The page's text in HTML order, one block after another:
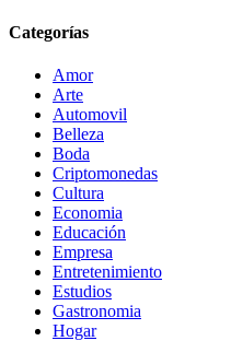
Categorías
Amor
Arte
Automovil
Belleza
Boda
Criptomonedas
Cultura
Economia
Educación
Empresa
Entretenimiento
Estudios
Gastronomia
Hogar